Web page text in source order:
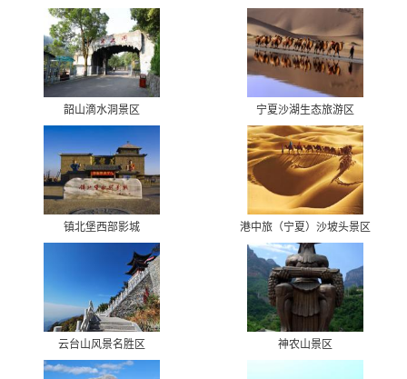
韶山滴水洞景区 宁夏沙湖生态旅游区
镇北堡西部影城 港中旅（宁夏）沙坡头景区
云台山风景名胜区 神农山景区